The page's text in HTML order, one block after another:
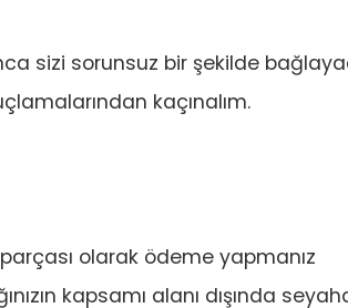
sizi sorunsuz bir şekilde
kaçınalım.
olarak ödeme yapmanız
kapsamı alanı dışında